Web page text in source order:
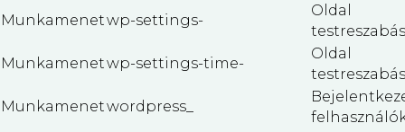
Munkamenetwp-settings-
Oldal
Munkamenetwp-settings-time-
Oldal
Munkamenetwordpress_